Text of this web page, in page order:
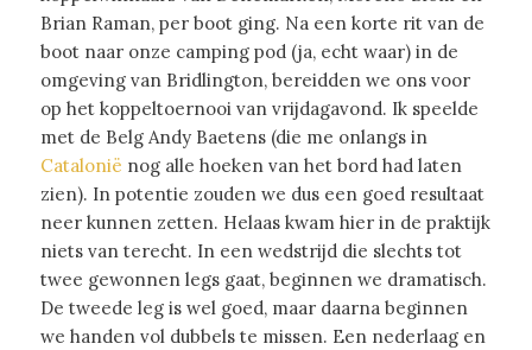
Brian Raman, per boot ging. Na een korte rit van de
boot naar onze camping pod (ja, echt waar) in de
omgeving van Bridlington, bereidden we ons voor
op het koppeltoernooi van vrijdagavond. Ik speelde
met de Belg Andy Baetens (die me onlangs in
Catalonië nog alle hoeken van het bord had laten
zien). In potentie zouden we dus een goed resultaat
neer kunnen zetten. Helaas kwam hier in de praktijk
niets van terecht. In een wedstrijd die slechts tot
twee gewonnen legs gaat, beginnen we dramatisch.
De tweede leg is wel goed, maar daarna beginnen
we handen vol dubbels te missen. Een nederlaag en